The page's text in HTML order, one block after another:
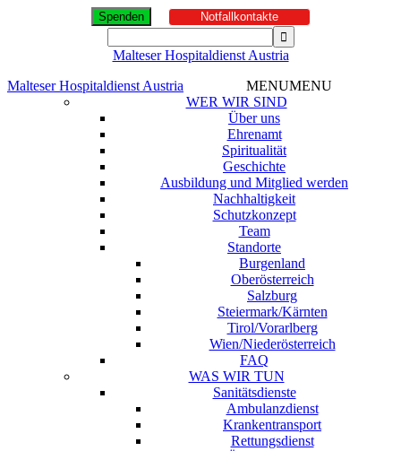
Spenden Notfallkontakte
Malteser Hospitaldienst Austria
Malteser Hospitaldienst Austria
MENUMENU
WER WIR SIND
Über uns
Ehrenamt
Spiritualität
Geschichte
Ausbildung und Mitglied werden
Nachhaltigkeit
Schutzkonzept
Team
Standorte
Burgenland
Oberösterreich
Salzburg
Steiermark/Kärnten
Tirol/Vorarlberg
Wien/Niederösterreich
FAQ
WAS WIR TUN
Sanitätsdienste
Ambulanzdienst
Krankentransport
Rettungsdienst